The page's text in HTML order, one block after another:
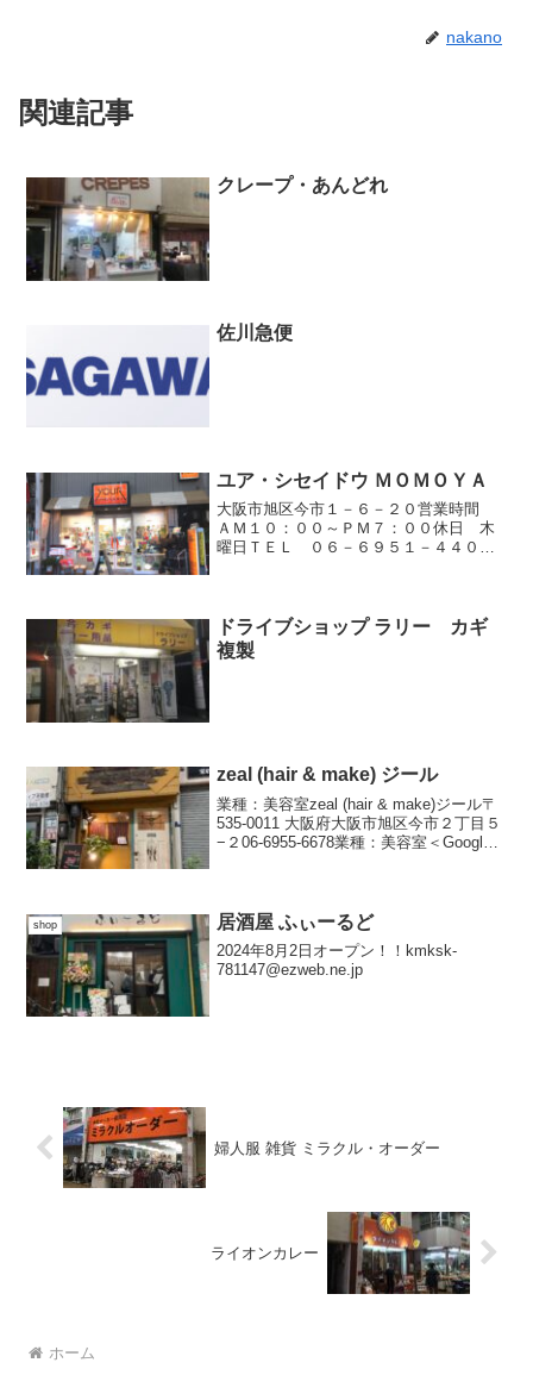
nakano
関連記事
クレープ・あんどれ
佐川急便
ユア・シセイドウ ＭＯＭＯＹＡ
大阪市旭区今市１－６－２０営業時間
ＡＭ１０：００～ＰＭ７：００休日 木
曜日ＴＥＬ ０６－６９５１－４４００
では唯一＜ビューティ...
ドライブショップ ラリー カギ
複製
zeal (hair & make) ジール
業種：美容室zeal (hair & make)ジール〒
535-0011 大阪府大阪市旭区今市２丁目５
−２06-6955-6678業種：美容室＜Google
shop 居酒屋 ふぃーるど
2024年8月2日オープン！！kmksk-
781147@ezweb.ne.jp
婦人服 雑貨 ミラクル・オーダー
ライオンカレー
ホーム